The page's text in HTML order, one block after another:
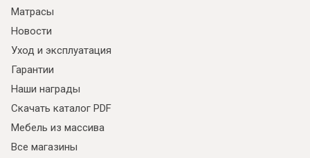
Матрасы
Новости
Уход и эксплуатация
Гарантии
Наши награды
Скачать каталог PDF
Мебель из массива
Все магазины